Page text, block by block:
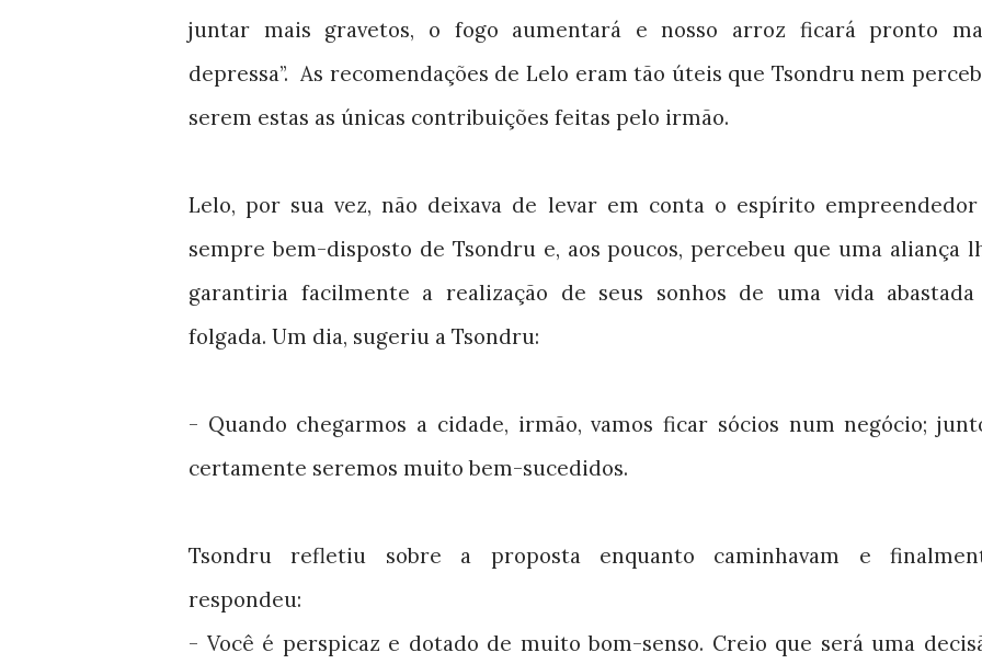
juntar mais gravetos, o fogo aumentará e nosso arroz ficará pronto
depressa”. As recomendações de Lelo eram tão úteis que Tsondru nem
serem estas as únicas contribuições feitas pelo irmão.
Lelo, por sua vez, não deixava de levar em conta o espírito
sempre bem-disposto de Tsondru e, aos poucos, percebeu que uma aliança
garantiria facilmente a realização de seus sonhos de uma vida
folgada. Um dia, sugeriu a Tsondru:
- Quando chegarmos a cidade, irmão, vamos ficar sócios num negócio;
certamente seremos muito bem-sucedidos.
Tsondru refletiu sobre a proposta enquanto caminhavam e
respondeu:
- Você é perspicaz e dotado de muito bom-senso. Creio que será uma